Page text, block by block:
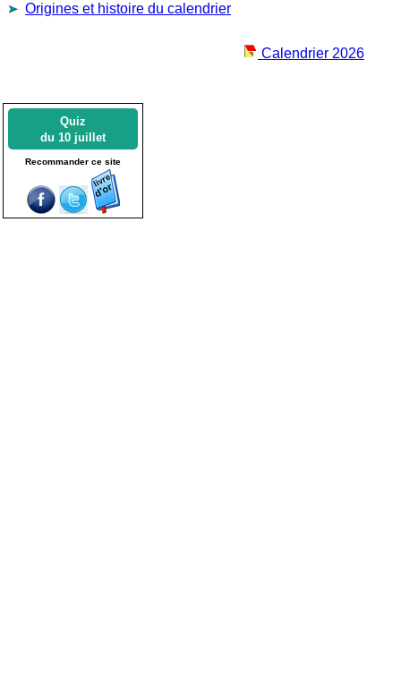
Origines et histoire du calendrier
Calendrier 2026
Quiz
du 10 juillet
Recommander ce site